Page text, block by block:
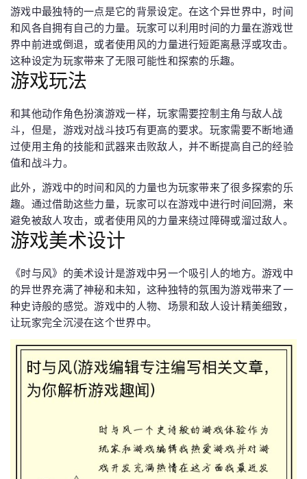
游戏中最独特的一点是它的背景设定。在这个异世界中，时间
和风各自拥有自己的力量。玩家可以利用时间的力量在游戏世
界中前进或倒退，或者使用风的力量进行短距离悬浮或攻击。
这种设定为玩家带来了无限可能性和探索的乐趣。
游戏玩法
和其他动作角色扮演游戏一样，玩家需要控制主角与敌人战
斗，但是，游戏对战斗技巧有更高的要求。玩家需要不断地通
过使用主角的技能和武器来击败敌人，并不断提高自己的经验
值和战斗力。
此外，游戏中的时间和风的力量也为玩家带来了很多探索的乐
趣。通过借助这些力量，玩家可以在游戏中进行时间回溯，来
避免被敌人攻击，或者使用风的力量来绕过障碍或溜过敌人。
游戏美术设计
《时与风》的美术设计是游戏中另一个吸引人的地方。游戏中
的异世界充满了神秘和未知，这种独特的氛围为游戏带来了一
种史诗般的感觉。游戏中的人物、场景和敌人设计精美细致，
让玩家完全沉浸在这个世界中。